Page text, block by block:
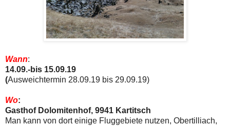
Wann:
14.09.-bis 15.09.19
(Ausweichtermin 28.09.19 bis 29.09.19)
Wo:
Gasthof Dolomitenhof, 9941 Kartitsch
Man kann von dort einige Fluggebiete nutzen, Obertilliach,